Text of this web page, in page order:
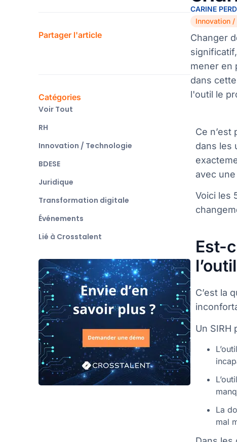
Partager l'article
Catégories
Voir Tout
RH
Innovation / Technologie
BDESE
Juridique
Transformation digitale
Événements
Lié à Crosstalent
CARINE
Changer
mener en
dans
l'outil le
Ce
dans les
avec
Voici les
Est-
C’est la
Un
La
mal